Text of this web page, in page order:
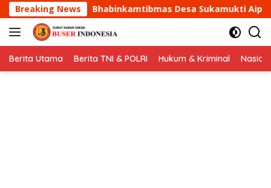
Langsung
ke
konten
Breaking News
Desa Sukamukti Aipda Agus Sukmana Laksanakan
Berita Utama Berita TNI & POLRI Hukum & Kriminal